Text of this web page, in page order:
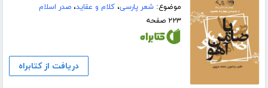
موضوع:شعر پارسی،کلام و عقاید،صدر اسلام
۲۲۳ صفحه
دریافت از کتابراه